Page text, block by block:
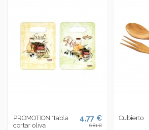
PROMOTION *tabla
cortar oliva
4,77 €
6,81 €
Cubierto